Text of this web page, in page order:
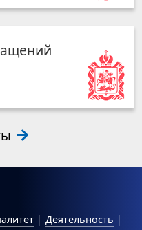
Деятельность